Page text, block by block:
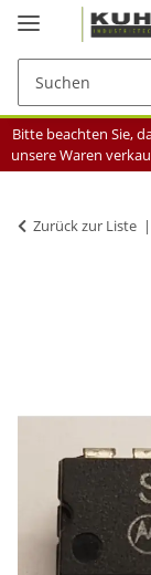
Bitte beachten Sie,
unsere Waren
Zurück zur Liste